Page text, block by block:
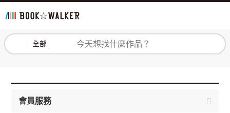
全部 登入 註冊
會員服務